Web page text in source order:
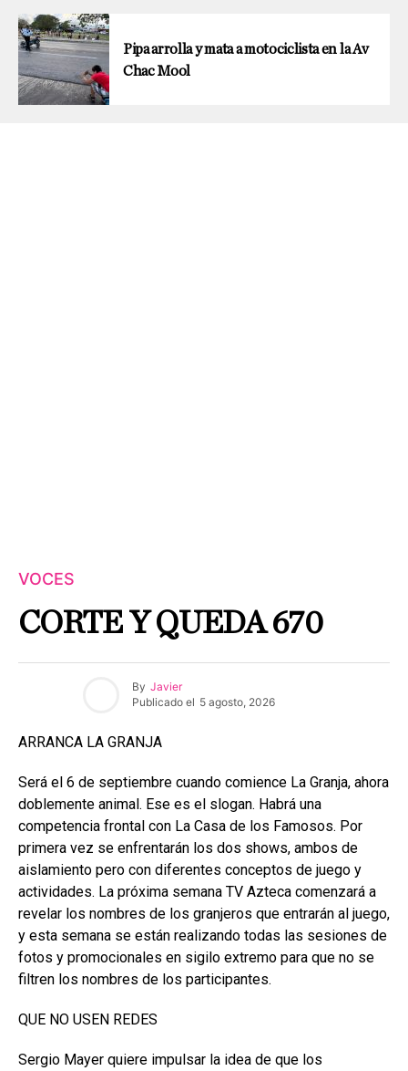
Pipa arrolla y mata a motociclista en la Av
Chac Mool
VOCES
CORTE Y QUEDA 670
By Javier
Publicado el 5 agosto, 2026
ARRANCA LA GRANJA
Será el 6 de septiembre cuando comience La Granja, ahora
doblemente animal. Ese es el slogan. Habrá una
competencia frontal con La Casa de los Famosos. Por
primera vez se enfrentarán los dos shows, ambos de
aislamiento pero con diferentes conceptos de juego y
actividades. La próxima semana TV Azteca comenzará a
revelar los nombres de los granjeros que entrarán al juego,
y esta semana se están realizando todas las sesiones de
fotos y promocionales en sigilo extremo para que no se
filtren los nombres de los participantes.
QUE NO USEN REDES
Sergio Mayer quiere impulsar la idea de que los